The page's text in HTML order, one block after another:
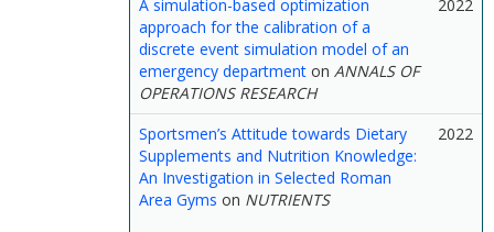
A simulation-based optimization
approach for the calibration of a
discrete event simulation model of an
emergency department on ANNALS OF
OPERATIONS RESEARCH
2022
Sportsmen’s Attitude towards Dietary
Supplements and Nutrition Knowledge:
An Investigation in Selected Roman
Area Gyms on NUTRIENTS
2022